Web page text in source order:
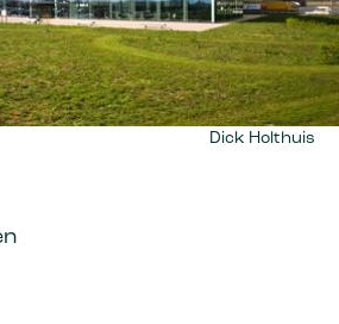
Dick Holthuis